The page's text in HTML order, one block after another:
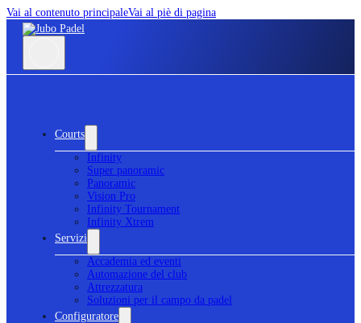
Vai al contenuto principaleVai al piè di pagina
Courts
Infinity
Super panoramic
Panoramic
Vision Pro
Infinity Tournament
Infinity Xtrem
Servizi
Accademia ed eventi
Automazione del club
Attrezzatura
Soluzioni per il campo da padel
Configuratore